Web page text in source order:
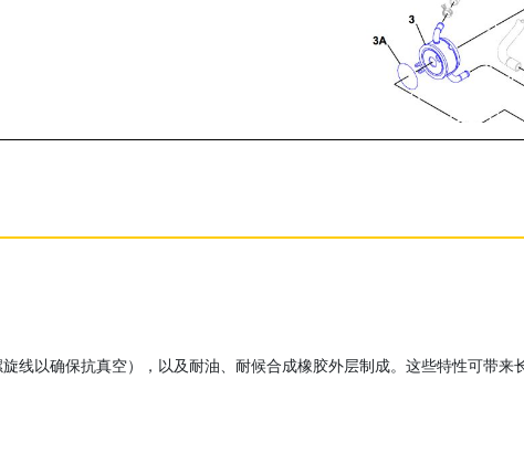
线以确保抗真空），以及耐油、耐候合成橡胶外层制成。这些特性可带来